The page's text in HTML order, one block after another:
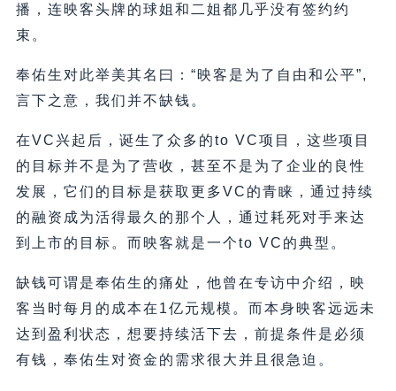
播，连映客头牌的球姐和二姐都几乎没有签约约
束。
奉佑生对此举美其名曰：“映客是为了自由和公平”,
言下之意，我们并不缺钱。
在VC兴起后，诞生了众多的to VC项目，这些项目
的目标并不是为了营收，甚至不是为了企业的良性
发展，它们的目标是获取更多VC的青睐，通过持续
的融资成为活得最久的那个人，通过耗死对手来达
到上市的目标。而映客就是一个to VC的典型。
缺钱可谓是奉佑生的痛处，他曾在专访中介绍，映
客当时每月的成本在1亿元规模。而本身映客远远未
达到盈利状态，想要持续活下去，前提条件是必须
有钱，奉佑生对资金的需求很大并且很急迫。